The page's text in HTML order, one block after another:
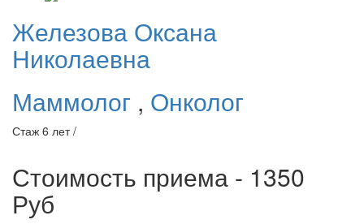
Железова Оксана
Николаевна
Маммолог , Онколог
Стаж 6 лет /
Стоимость приема - 1350
Руб